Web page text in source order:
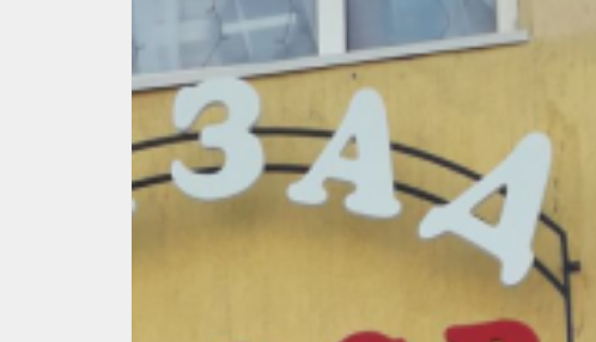
Викуловского районного отделения КПРФ.
Сначала встреча прошла в селе Абатское, где
собрались коммунисты из близлежащих
деревень, следующим пунктом назначения стало
село Б. Сорокино. Прослушав информацию
Казанцевой о предстоящих выборах, коммунисты
задали проблемные вопросы. Одним из вопросов
был вопрос выделения помещения под офис
районного отделения. Присутствующая на встрече
председатель совета ветеранов района
высказала пожелание об оказании помощи
посвященных дню победы. Депутат пообещала